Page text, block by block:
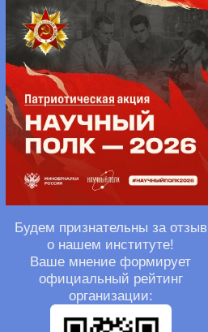
Будем признательны за отзыв
о нашем институте!
Ваше мнение формирует
официальный рейтинг
организации: